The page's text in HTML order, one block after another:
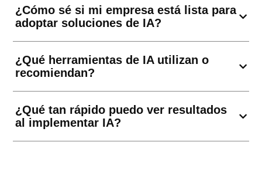
¿Cómo sé si mi empresa está lista para
adoptar soluciones de IA?
¿Qué herramientas de IA utilizan o
recomiendan?
¿Qué tan rápido puedo ver resultados
al implementar IA?